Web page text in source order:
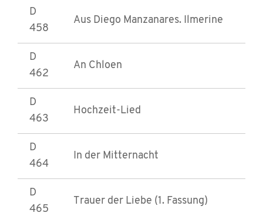
D
458
Aus Diego Manzanares. Ilmerine
D
462
An Chloen
D
463
Hochzeit-Lied
D
464
In der Mitternacht
D
465
Trauer der Liebe (1. Fassung)